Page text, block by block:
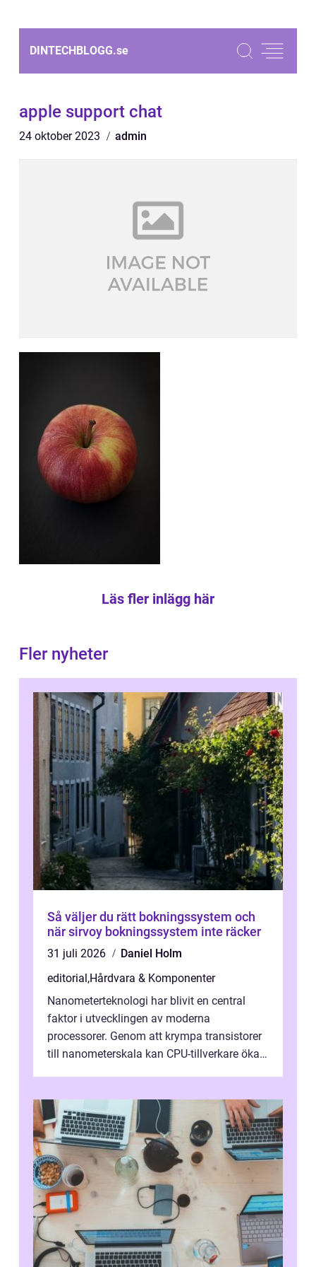
DINTECHBLOGG.se
apple support chat
24 oktober 2023 admin
Läs fler inlägg här
Fler nyheter
Så väljer du rätt bokningssystem och
när sirvoy bokningssystem inte räcker
31 juli 2026
Daniel Holm
editorial,Hårdvara & Komponenter
Nanometerteknologi har blivit en central
faktor i utvecklingen av moderna
processorer. Genom att krympa transistorer
till nanometerskala kan CPU-tillverkare öka